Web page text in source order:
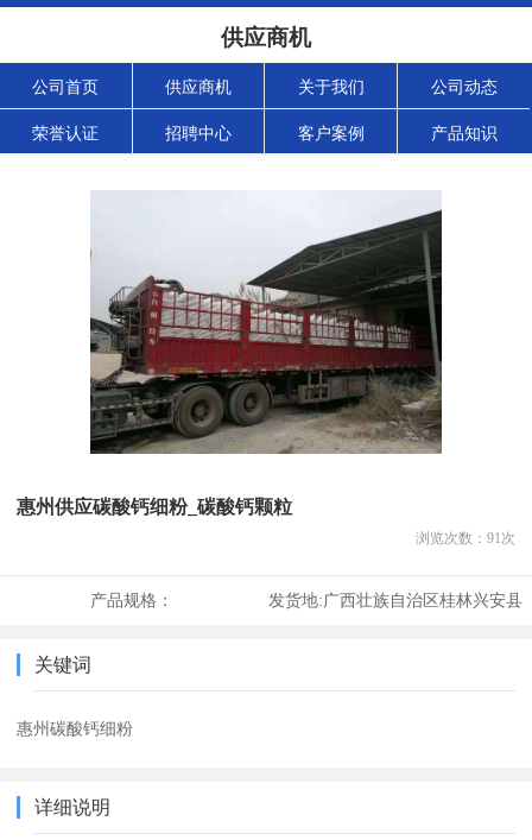
供应商机
公司首页 供应商机 关于我们 公司动态
荣誉认证 招聘中心 客户案例 产品知识
惠州供应碳酸钙细粉_碳酸钙颗粒
浏览次数： 91次
产品规格： 发货地:广西壮族自治区桂林兴安县
关键词
惠州碳酸钙细粉
详细说明